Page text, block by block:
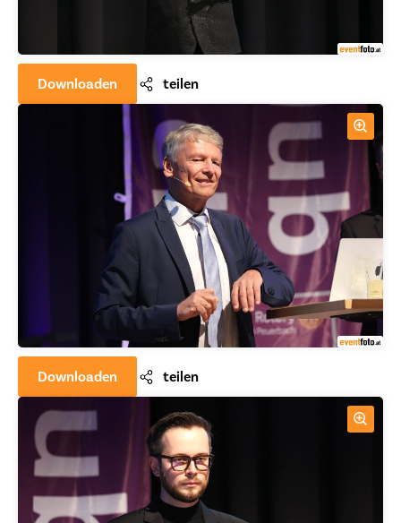
Downloaden teilen
Downloaden teilen